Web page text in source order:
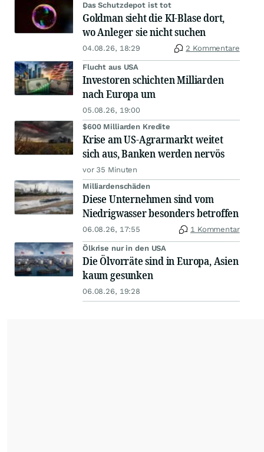
Das Schutzdepot ist tot
Goldman sieht die KI-Blase dort,
wo Anleger sie nicht suchen
04.08.26, 18:29 2 Kommentare
Flucht aus USA
Investoren schichten Milliarden
nach Europa um
05.08.26, 19:00
$600 Milliarden Kredite
Krise am US-Agrarmarkt weitet
sich aus, Banken werden nervös
vor 35 Minuten
Milliardenschäden
Diese Unternehmen sind vom
Niedrigwasser besonders betroffen
06.08.26, 17:55 1 Kommentar
Ölkrise nur in den USA
Die Ölvorräte sind in Europa, Asien
kaum gesunken
06.08.26, 19:28